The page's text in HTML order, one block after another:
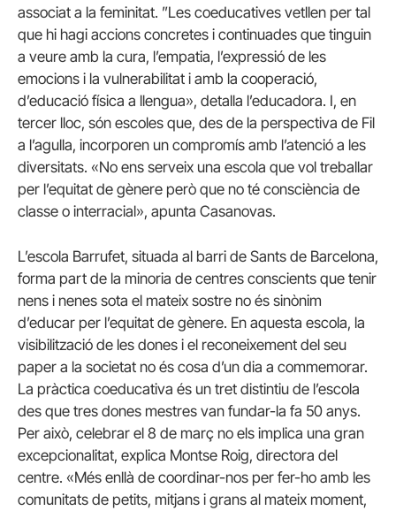
associat a la feminitat. ”Les coeducatives vetllen per tal
que hi hagi accions concretes i continuades que tinguin
a veure amb la cura, l’empatia, l’expressió de les
emocions i la vulnerabilitat i amb la cooperació,
d’educació física a llengua», detalla l’educadora. I, en
tercer lloc, són escoles que, des de la perspectiva de Fil
a l’agulla, incorporen un compromís amb l’atenció a les
diversitats. «No ens serveix una escola que vol treballar
per l’equitat de gènere però que no té consciència de
classe o interracial», apunta Casanovas.
L’escola Barrufet, situada al barri de Sants de Barcelona,
forma part de la minoria de centres conscients que tenir
nens i nenes sota el mateix sostre no és sinònim
d’educar per l’equitat de gènere. En aquesta escola, la
visibilització de les dones i el reconeixement del seu
paper a la societat no és cosa d’un dia a commemorar.
La pràctica coeducativa és un tret distintiu de l’escola
des que tres dones mestres van fundar-la fa 50 anys.
Per això, celebrar el 8 de març no els implica una gran
excepcionalitat, explica Montse Roig, directora del
centre. «Més enllà de coordinar-nos per fer-ho amb les
comunitats de petits, mitjans i grans al mateix moment,